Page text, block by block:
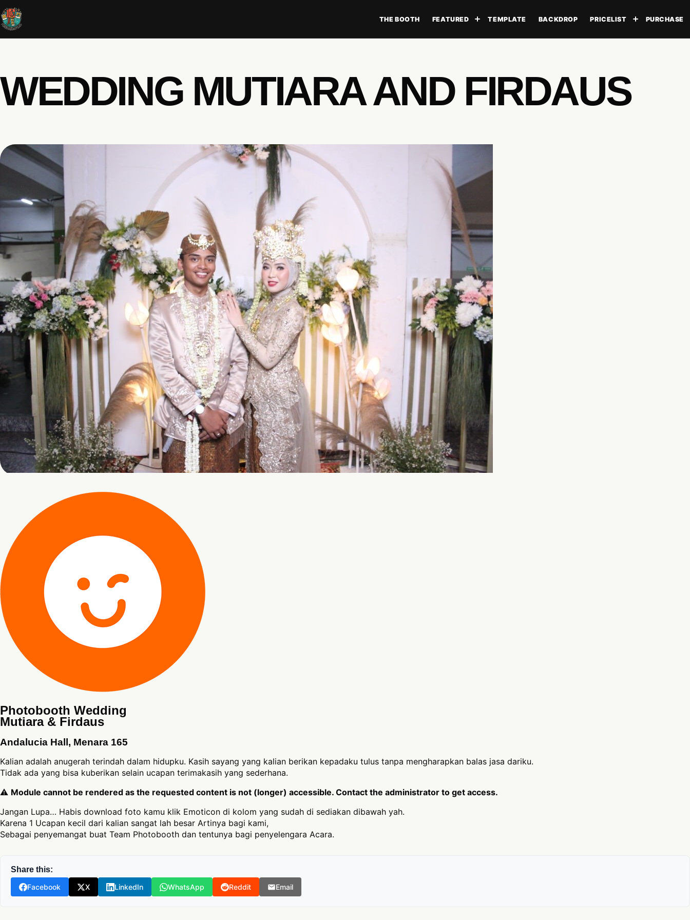
THE BOOTH FEATURED Toggle submenu
TEMPLATE BACKDROP PRICELIST Toggle
PURCHASE
WEDDING MUTIARA AND FIRDAUS
Photobooth Wedding
Mutiara & Firdaus
Andalucia Hall, Menara 165
Kalian adalah anugerah terindah dalam hidupku. Kasih sayang yang kalian berikan kepadaku tulus tanpa mengharapkan balas jasa dariku.
Tidak ada yang bisa kuberikan selain ucapan terimakasih yang sederhana.
⚠ Module cannot be rendered as the requested content is not (longer) accessible. Contact the administrator to get access.
Jangan Lupa… Habis download foto kamu klik Emoticon di kolom yang sudah di sediakan dibawah yah.
Karena 1 Ucapan kecil dari kalian sangat lah besar Artinya bagi kami,
Sebagai penyemangat buat Team Photobooth dan tentunya bagi penyelengara Acara.
Share this:
Facebook
X LinkedIn WhatsApp Reddit Email